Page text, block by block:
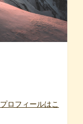
プロフィールはこ